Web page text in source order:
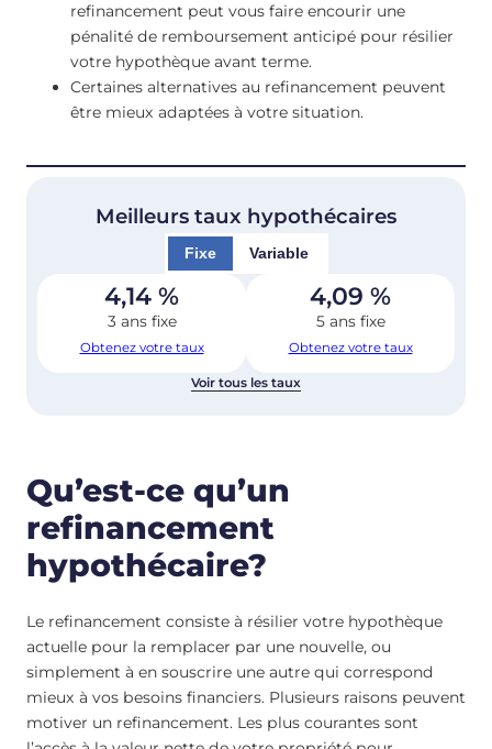
refinancement peut vous faire encourir une
pénalité de remboursement anticipé pour résilier
votre hypothèque avant terme.
Certaines alternatives au refinancement peuvent
être mieux adaptées à votre situation.
Meilleurs taux hypothécaires
Fixe Variable
4,14 %
3 ans fixe
Obtenez votre taux
4,09 %
5 ans fixe
Obtenez votre taux
Voir tous les taux
Qu’est-ce qu’un
refinancement
hypothécaire?
Le refinancement consiste à résilier votre hypothèque
actuelle pour la remplacer par une nouvelle, ou
simplement à en souscrire une autre qui correspond
mieux à vos besoins financiers. Plusieurs raisons peuvent
motiver un refinancement. Les plus courantes sont